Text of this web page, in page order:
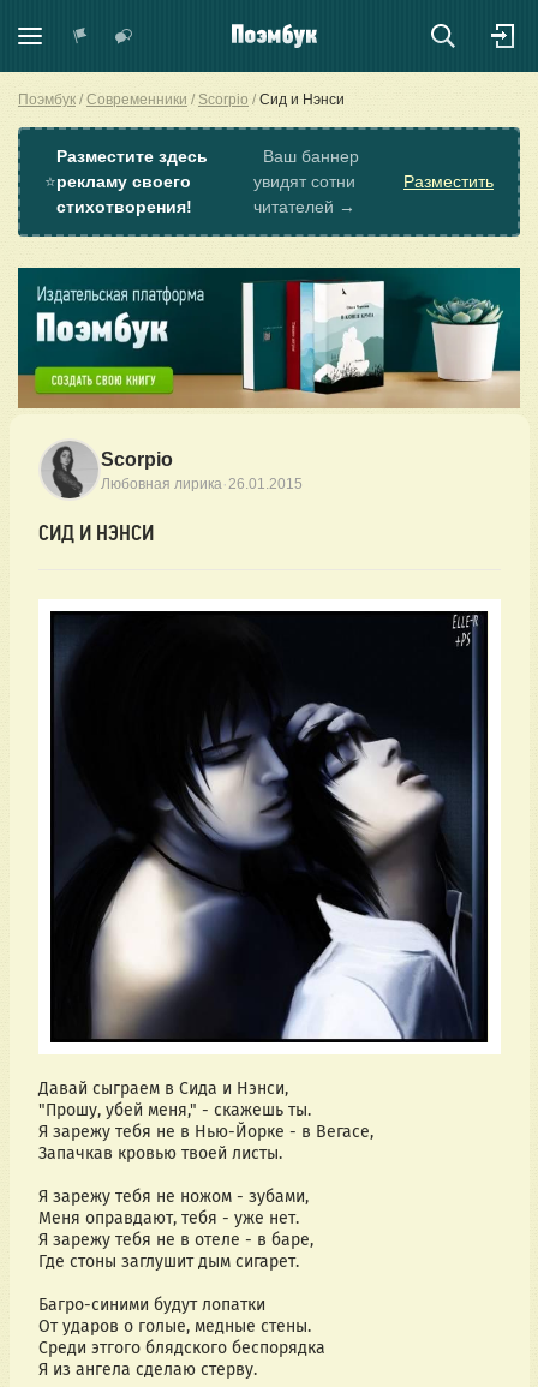
Поэмбук Современники Scorpio Сид и Нэнси
⭐
Разместите здесь
рекламу своего
стихотворения!
Ваш баннер
увидят сотни
читателей →
Разместить
Scorpio
Любовная лирика·26.01.2015
СИД И НЭНСИ
Давай сыграем в Сида и Нэнси,
"Прошу, убей меня," - скажешь ты.
Я зарежу тебя не в Нью-Йорке - в Вегасе,
Запачкав кровью твоей листы.
Я зарежу тебя не ножом - зубами,
Меня оправдают, тебя - уже нет.
Я зарежу тебя не в отеле - в баре,
Где стоны заглушит дым сигарет.
Багро-синими будут лопатки
От ударов о голые, медные стены.
Среди этгого блядского беспорядка
Я из ангела сделаю стерву.